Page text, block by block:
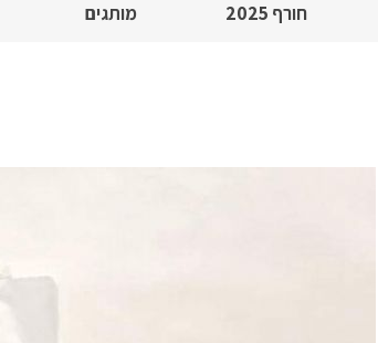
חורף 2025 מותגים